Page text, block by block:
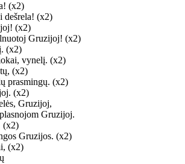
(x2)
dešrela! (x2)
(x2)
Gruzijoj! (x2)
(x2)
vynelį. (x2)
(x2)
prasmingų. (x2)
(x2)
Gruzijoj,
Gruzijoj.
(x2)
Gruzijos. (x2)
(x2)